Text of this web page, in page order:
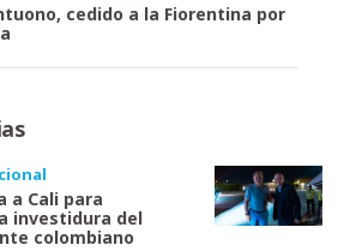
cedido a la Fiorentina por
a Cali para
investidura del
colombiano